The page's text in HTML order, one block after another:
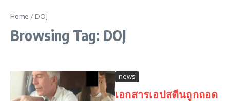
Home / DOJ
Browsing Tag: DOJ
news
เอกสารเอปสตีนถูกถอด